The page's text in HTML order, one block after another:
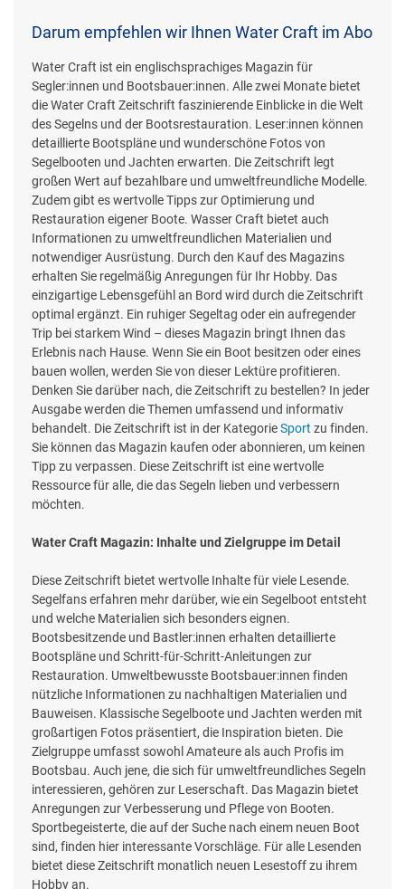
Darum empfehlen wir Ihnen Water Craft im Abo
Water Craft ist ein englischsprachiges Magazin für
Segler:innen und Bootsbauer:innen. Alle zwei Monate bietet
die Water Craft Zeitschrift faszinierende Einblicke in die Welt
des Segelns und der Bootsrestauration. Leser:innen können
detaillierte Bootspläne und wunderschöne Fotos von
Segelbooten und Jachten erwarten. Die Zeitschrift legt
großen Wert auf bezahlbare und umweltfreundliche Modelle.
Zudem gibt es wertvolle Tipps zur Optimierung und
Restauration eigener Boote. Wasser Craft bietet auch
Informationen zu umweltfreundlichen Materialien und
notwendiger Ausrüstung. Durch den Kauf des Magazins
erhalten Sie regelmäßig Anregungen für Ihr Hobby. Das
einzigartige Lebensgefühl an Bord wird durch die Zeitschrift
optimal ergänzt. Ein ruhiger Segeltag oder ein aufregender
Trip bei starkem Wind – dieses Magazin bringt Ihnen das
Erlebnis nach Hause. Wenn Sie ein Boot besitzen oder eines
bauen wollen, werden Sie von dieser Lektüre profitieren.
Denken Sie darüber nach, die Zeitschrift zu bestellen? In jeder
Ausgabe werden die Themen umfassend und informativ
behandelt. Die Zeitschrift ist in der KategorieSport zu finden.
Sie können das Magazin kaufen oder abonnieren, um keinen
Tipp zu verpassen. Diese Zeitschrift ist eine wertvolle
Ressource für alle, die das Segeln lieben und verbessern
möchten.
Water Craft Magazin: Inhalte und Zielgruppe im Detail
Diese Zeitschrift bietet wertvolle Inhalte für viele Lesende.
Segelfans erfahren mehr darüber, wie ein Segelboot entsteht
und welche Materialien sich besonders eignen.
Bootsbesitzende und Bastler:innen erhalten detaillierte
Bootspläne und Schritt-für-Schritt-Anleitungen zur
Restauration. Umweltbewusste Bootsbauer:innen finden
nützliche Informationen zu nachhaltigen Materialien und
Bauweisen. Klassische Segelboote und Jachten werden mit
großartigen Fotos präsentiert, die Inspiration bieten. Die
Zielgruppe umfasst sowohl Amateure als auch Profis im
Bootsbau. Auch jene, die sich für umweltfreundliches Segeln
interessieren, gehören zur Leserschaft. Das Magazin bietet
Anregungen zur Verbesserung und Pflege von Booten.
Sportbegeisterte, die auf der Suche nach einem neuen Boot
sind, finden hier interessante Vorschläge. Für alle Lesenden
bietet diese Zeitschrift monatlich neuen Lesestoff zu ihrem
Hobby an.